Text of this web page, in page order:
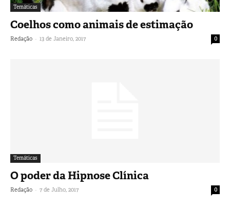
Temáticas
Coelhos como animais de estimação
Redação - 13 de Janeiro, 2017 0
Temáticas
O poder da Hipnose Clínica
Redação - 7 de Julho, 2017 0